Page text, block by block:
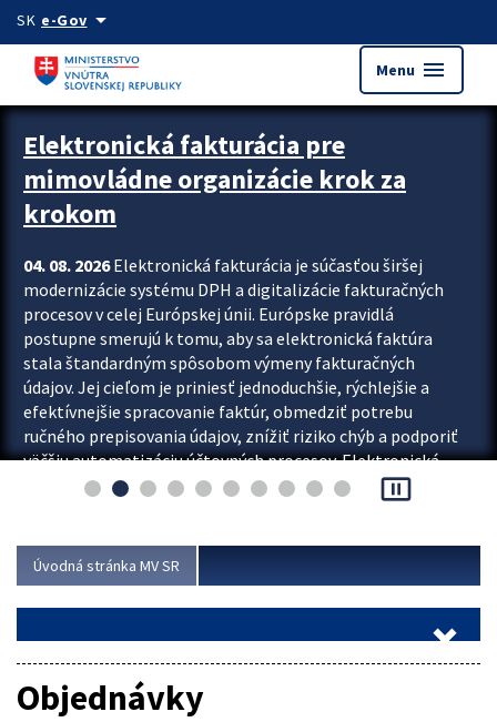
Preskocit na hlavný obsah
SK e-Govarrow_drop_down
Menu menu
Zastavit automatický posun upútavok
Elektronická fakturácia pre
mimovládne organizácie krok za
krokom
04. 08. 2026Elektronická fakturácia je súčasťou širšej
modernizácie systému DPH a digitalizácie fakturačných
procesov v celej Európskej únii. Európske pravidlá
postupne smerujú k tomu, aby sa elektronická faktúra
stala štandardným spôsobom výmeny fakturačných
údajov. Jej cieľom je priniesť jednoduchšie, rýchlejšie a
efektívnejšie spracovanie faktúr, obmedziť potrebu
ručného prepisovania údajov, znížiť riziko chýb a podporiť
väčšiu automatizáciu účtovných procesov. Elektronická
fakturácia preto nepredstavuje...
pause_presentation
Úvodná stránka MV SR
Objednávky